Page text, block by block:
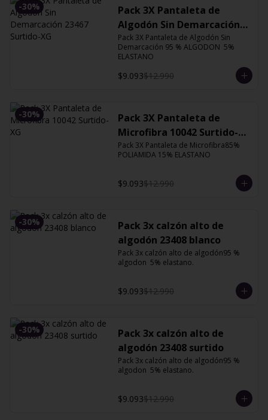
-30%
Pack 3X Pantaleta de
Algodón Sin Demarcación
23467 Surtido-XG
Pack 3X Pantaleta de Algodón Sin
Demarcación 95 % ALGODON  5%
ELASTANO
$9.093$12.990
-30%
Pack 3X Pantaleta de
Microfibra 10042 Surtido-
XG
Pack 3X Pantaleta de Microfibra85%
POLIAMIDA 15% ELASTANO
$9.093$12.990
-30%
Pack 3x calzón alto de
algodón 23408 blanco
Pack 3x calzón alto de algodón95 %
algodon  5% elastano.
$9.093$12.990
-30%
Pack 3x calzón alto de
algodón 23408 surtido
Pack 3x calzón alto de algodón95 %
algodon  5% elastano.
$9.093$12.990